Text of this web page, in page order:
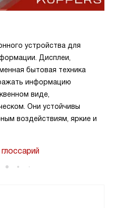
устройства для
Дисплеи,
бытовая техника
информацию
виде,
Они устойчивы
воздействиям, яркие и